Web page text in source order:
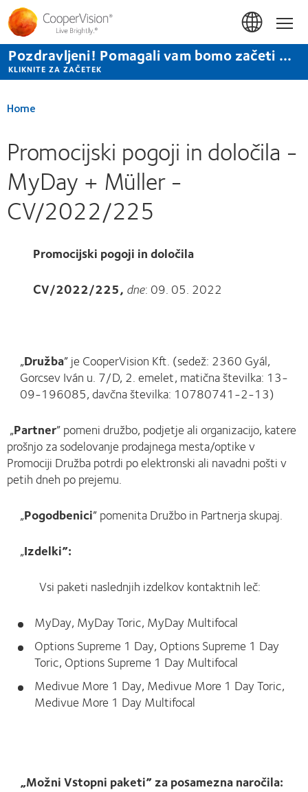
Skip
to
main
content
Pozdravljeni! Pomagali vam bomo začeti ...
KLIKNITE ZA ZAČETEK
Home
Promocijski pogoji in določila -
MyDay + Müller -
CV/2022/225
Promocijski pogoji in določila
CV/2022/225, dne: 09. 05. 2022
„Družba” je CooperVision Kft. (sedež: 2360 Gyál,
Gorcsev Iván u. 7/D, 2. emelet, matična številka: 13-
09-196085, davčna številka: 10780741-2-13)
„Partner” pomeni družbo, podjetje ali organizacijo, katere
prošnjo za sodelovanje prodajnega mesta/optike v
Promociji Družba potrdi po elektronski ali navadni pošti v
petih dneh po prejemu.
„Pogodbenici” pomenita Družbo in Partnerja skupaj.
„Izdelki”:
Vsi paketi naslednjih izdelkov kontaktnih leč:
MyDay, MyDay Toric, MyDay Multifocal
Options Supreme 1 Day, Options Supreme 1 Day
Toric, Options Supreme 1 Day Multifocal
Medivue More 1 Day, Medivue More 1 Day Toric,
Medivue More 1 Day Multifocal
„Možni Vstopni paketi” za posamezna naročila: